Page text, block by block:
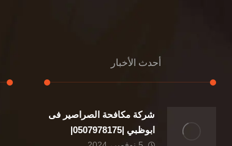
أحدث الأخبار
شركة مكافحة الصراصير فى
ابوظبي |0507978175|